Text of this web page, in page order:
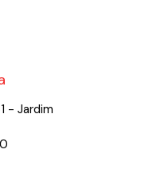
- Jardim